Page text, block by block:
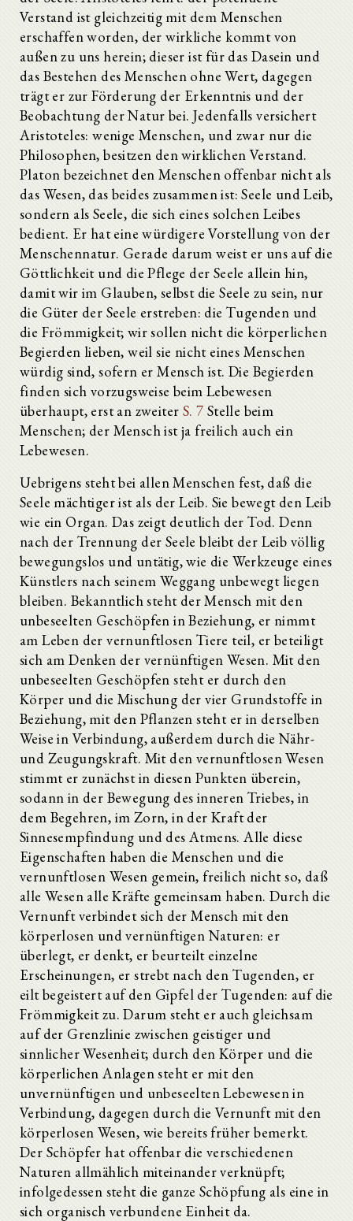
Verstand ist gleichzeitig mit dem Menschen
erschaffen worden, der wirkliche kommt von
außen zu uns herein; dieser ist für das Dasein und
das Bestehen des Menschen ohne Wert, dagegen
trägt er zur Förderung der Erkenntnis und der
Beobachtung der Natur bei. Jedenfalls versichert
Aristoteles: wenige Menschen, und zwar nur die
Philosophen, besitzen den wirklichen Verstand.
Platon bezeichnet den Menschen offenbar nicht als
das Wesen, das beides zusammen ist: Seele und Leib,
sondern als Seele, die sich eines solchen Leibes
bedient. Er hat eine würdigere Vorstellung von der
Menschennatur. Gerade darum weist er uns auf die
Göttlichkeit und die Pflege der Seele allein hin,
damit wir im Glauben, selbst die Seele zu sein, nur
die Güter der Seele erstreben: die Tugenden und
die Frömmigkeit; wir sollen nicht die körperlichen
Begierden lieben, weil sie nicht eines Menschen
würdig sind, sofern er Mensch ist. Die Begierden
finden sich vorzugsweise beim Lebewesen
überhaupt, erst an zweiter S. 7 Stelle beim
Menschen; der Mensch ist ja freilich auch ein
Lebewesen.
Uebrigens steht bei allen Menschen fest, daß die
Seele mächtiger ist als der Leib. Sie bewegt den Leib
wie ein Organ. Das zeigt deutlich der Tod. Denn
nach der Trennung der Seele bleibt der Leib völlig
bewegungslos und untätig, wie die Werkzeuge eines
Künstlers nach seinem Weggang unbewegt liegen
bleiben. Bekanntlich steht der Mensch mit den
unbeseelten Geschöpfen in Beziehung, er nimmt
am Leben der vernunftlosen Tiere teil, er beteiligt
sich am Denken der vernünftigen Wesen. Mit den
unbeseelten Geschöpfen steht er durch den
Körper und die Mischung der vier Grundstoffe in
Beziehung, mit den Pflanzen steht er in derselben
Weise in Verbindung, außerdem durch die Nähr-
und Zeugungskraft. Mit den vernunftlosen Wesen
stimmt er zunächst in diesen Punkten überein,
sodann in der Bewegung des inneren Triebes, in
dem Begehren, im Zorn, in der Kraft der
Sinnesempfindung und des Atmens. Alle diese
Eigenschaften haben die Menschen und die
vernunftlosen Wesen gemein, freilich nicht so, daß
alle Wesen alle Kräfte gemeinsam haben. Durch die
Vernunft verbindet sich der Mensch mit den
körperlosen und vernünftigen Naturen: er
überlegt, er denkt, er beurteilt einzelne
Erscheinungen, er strebt nach den Tugenden, er
eilt begeistert auf den Gipfel der Tugenden: auf die
Frömmigkeit zu. Darum steht er auch gleichsam
auf der Grenzlinie zwischen geistiger und
sinnlicher Wesenheit; durch den Körper und die
körperlichen Anlagen steht er mit den
unvernünftigen und unbeseelten Lebewesen in
Verbindung, dagegen durch die Vernunft mit den
körperlosen Wesen, wie bereits früher bemerkt.
Der Schöpfer hat offenbar die verschiedenen
Naturen allmählich miteinander verknüpft;
infolgedessen steht die ganze Schöpfung als eine in
sich organisch verbundene Einheit da.